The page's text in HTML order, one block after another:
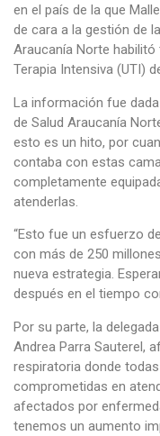
en el país de la que
de cara a la gestión de
Araucanía Norte
Terapia Intensiva (UTI)
La información fue
de Salud Araucanía
esto es un hito, por
contaba con estas
completamente
atenderlas.
“Esto fue un esfuerzo
con más de 250
nueva estrategia.
después en el tiempo
Por su parte, la
Andrea Parra Sauterel,
respiratoria donde
comprometidas en
afectados por
tenemos un aumento